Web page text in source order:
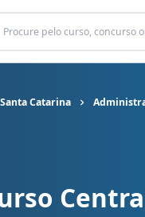
Catarina
de Santa Catarina